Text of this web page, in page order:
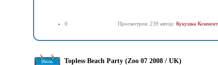
0 Просмотров: 239 автор: Кукушка
Июль Topless Beach Party (Zoo 07 2008 / UK)